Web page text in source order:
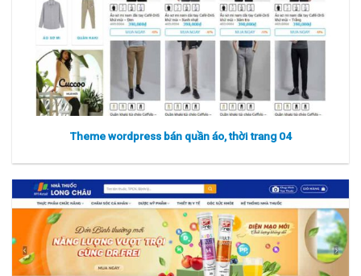
Theme wordpress bán quần áo, thời trang 04